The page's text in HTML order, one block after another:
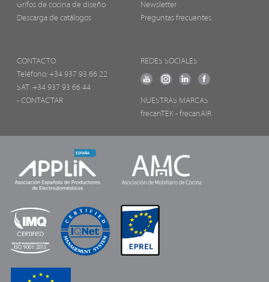
Grifos de cocina de diseño
Descarga de catálogos
Newsletter
Preguntas frecuentes
CONTACTO
Teléfono: +34 937 93 66 22
SAT: +34 937 93 66 44
- CONTACTAR
REDES SOCIALES
NUESTRAS MARCAS
frecanTEK - frecanAIR